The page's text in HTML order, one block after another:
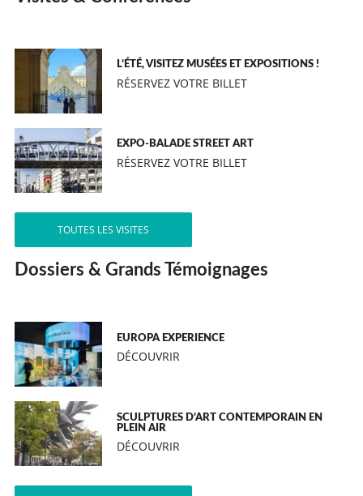
L’ÉTÉ, VISITEZ MUSÉES ET EXPOSITIONS !
RÉSERVEZ VOTRE BILLET
EXPO-BALADE STREET ART
RÉSERVEZ VOTRE BILLET
TOUTES LES VISITES
Dossiers & Grands Témoignages
EUROPA EXPERIENCE
DÉCOUVRIR
SCULPTURES D’ART CONTEMPORAIN EN
PLEIN AIR
DÉCOUVRIR